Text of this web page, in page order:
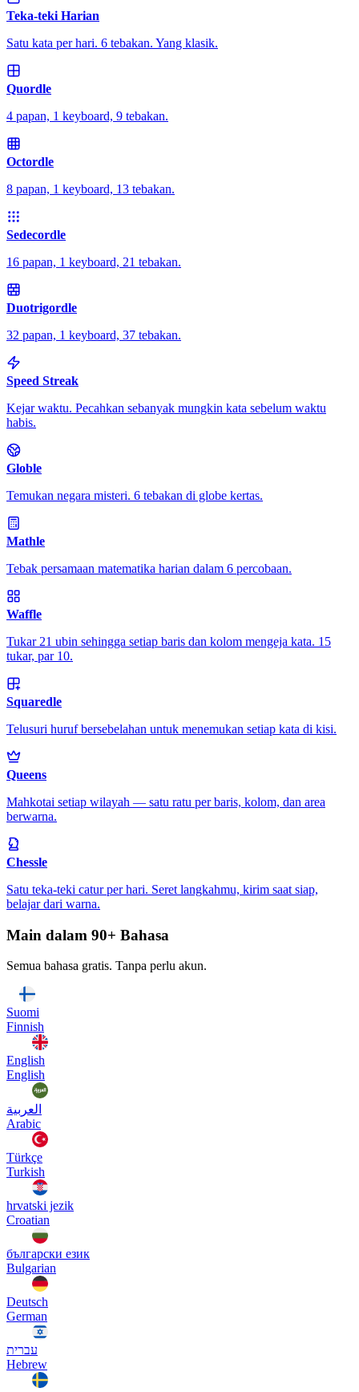
Teka-teki Harian
Satu kata per hari. 6 tebakan. Yang klasik.
Quordle
4 papan, 1 keyboard, 9 tebakan.
Octordle
8 papan, 1 keyboard, 13 tebakan.
Sedecordle
16 papan, 1 keyboard, 21 tebakan.
Duotrigordle
32 papan, 1 keyboard, 37 tebakan.
Speed Streak
Kejar waktu. Pecahkan sebanyak mungkin kata sebelum waktu
habis.
Globle
Temukan negara misteri. 6 tebakan di globe kertas.
Mathle
Tebak persamaan matematika harian dalam 6 percobaan.
Waffle
Tukar 21 ubin sehingga setiap baris dan kolom mengeja kata. 15
tukar, par 10.
Squaredle
Telusuri huruf bersebelahan untuk menemukan setiap kata di kisi.
Queens
Mahkotai setiap wilayah — satu ratu per baris, kolom, dan area
berwarna.
Chessle
Satu teka-teki catur per hari. Seret langkahmu, kirim saat siap,
belajar dari warna.
Main dalam 90+ Bahasa
Semua bahasa gratis. Tanpa perlu akun.
Suomi
Finnish
English
English
العربية
Arabic
Türkçe
Turkish
hrvatski jezik
Croatian
български език
Bulgarian
Deutsch
German
עברית
Hebrew